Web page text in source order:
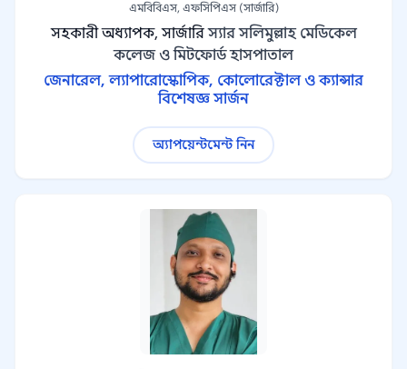
এমবিবিএস, এফসিপিএস (সার্জারি)
সহকারী অধ্যাপক, সার্জারি স্যার সলিমুল্লাহ মেডিকেল
কলেজ ও মিটফোর্ড হাসপাতাল
জেনারেল, ল্যাপারোস্কোপিক, কোলোরেক্টাল ও ক্যান্সার
বিশেষজ্ঞ সার্জন
অ্যাপয়েন্টমেন্ট নিন